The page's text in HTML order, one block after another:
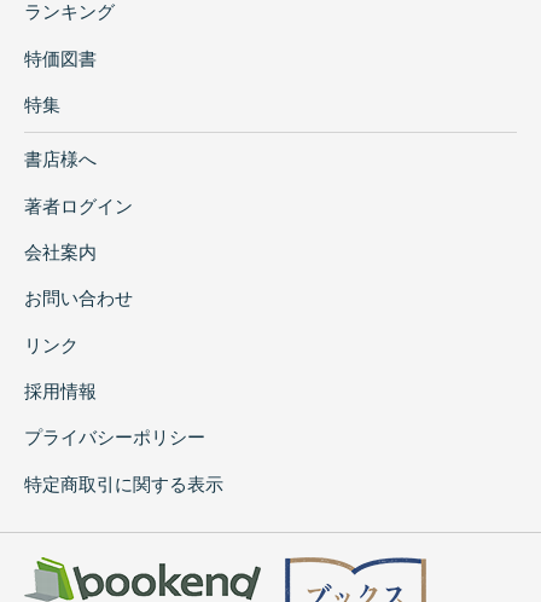
ランキング
特価図書
特集
書店様へ
著者ログイン
会社案内
お問い合わせ
リンク
採用情報
プライバシーポリシー
特定商取引に関する表示